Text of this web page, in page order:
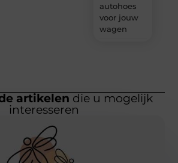
autohoes
voor jouw
wagen
artikelen die u mogelijk
interesseren